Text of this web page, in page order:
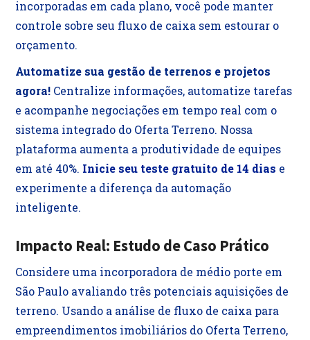
incorporadas em cada plano, você pode manter
controle sobre seu fluxo de caixa sem estourar o
orçamento.
Automatize sua gestão de terrenos e projetos
agora! Centralize informações, automatize tarefas
e acompanhe negociações em tempo real com o
sistema integrado do Oferta Terreno. Nossa
plataforma aumenta a produtividade de equipes
em até 40%. Inicie seu teste gratuito de 14 dias e
experimente a diferença da automação
inteligente.
Impacto Real: Estudo de Caso Prático
Considere uma incorporadora de médio porte em
São Paulo avaliando três potenciais aquisições de
terreno. Usando a análise de fluxo de caixa para
empreendimentos imobiliários do Oferta Terreno,